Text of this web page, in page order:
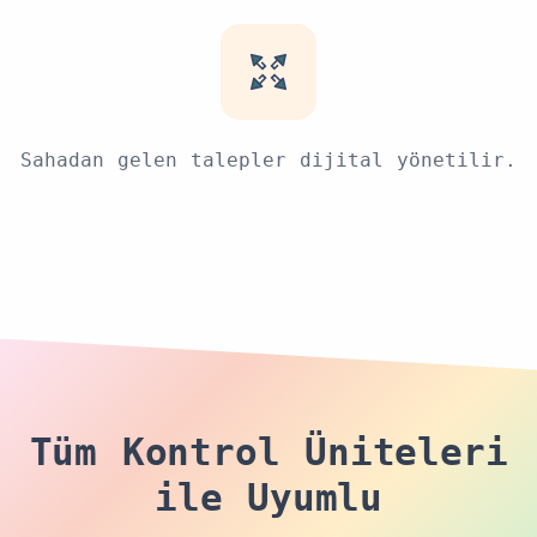
Sahadan gelen talepler dijital yönetilir.
Tüm Kontrol Üniteleri
ile Uyumlu